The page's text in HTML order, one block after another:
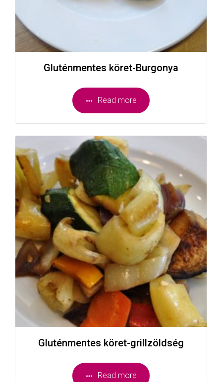
Gluténmentes köret-Burgonya
Read more
Gluténmentes köret-grillzöldség
Read more